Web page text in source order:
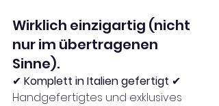
Wirklich einzigartig (nicht
nur im übertragenen
Sinne).
✔ Komplett in Italien gefertigt ✔
Handgefertigtes und exklusives